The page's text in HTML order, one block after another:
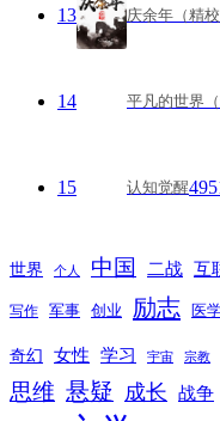
13 庆余年（精校
14 平凡的世界（
15 认知觉醒
世界 个人 中国 二战 互
写作 军事 创业 励志 医
奇幻 女性 学习 宇宙 宗教
思维 悬疑 成长 战争